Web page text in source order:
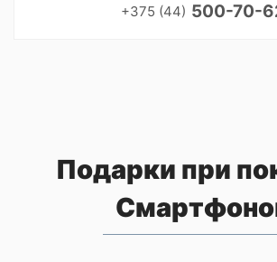
+375 (44) 500-70-
Подарки при